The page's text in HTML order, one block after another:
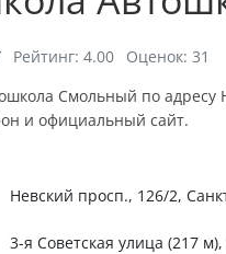
Рейтинг: 4.00 Оценок: 31
Смольный по адресу
и официальный сайт.
Невский просп., 126/2,
3-я Советская улица (217